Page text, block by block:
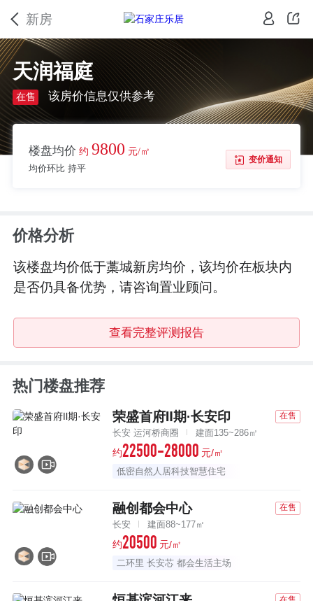
新房
天润福庭
在售 该房价信息仅供参考
楼盘均价 约 9800 元/㎡
均价环比 持平
变价通知
价格分析
该楼盘均价低于藁城新房均价，该均价在板块内
是否仍具备优势，请咨询置业顾问。
查看完整评测报告
热门楼盘推荐
荣盛首府Ⅱ期·长安印 在售
长安 运河桥商圈 建面135~286㎡
约22500-28000 元/㎡
低密自然人居科技智慧住宅
融创都会中心 在售
长安 建面88~177㎡
约20500 元/㎡
二环里 长安芯 都会生活主场